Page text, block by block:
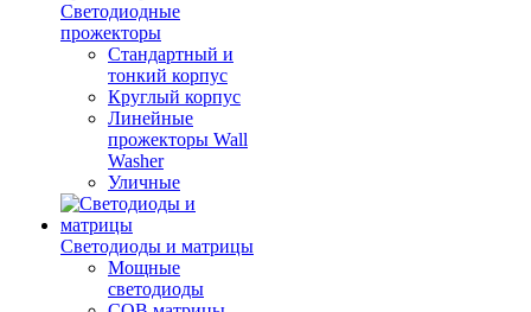
Светодиодные
прожекторы
Стандартный и
тонкий корпус
Круглый корпус
Линейные
прожекторы Wall
Washer
Уличные
Светодиоды и матрицы
Мощные
светодиоды